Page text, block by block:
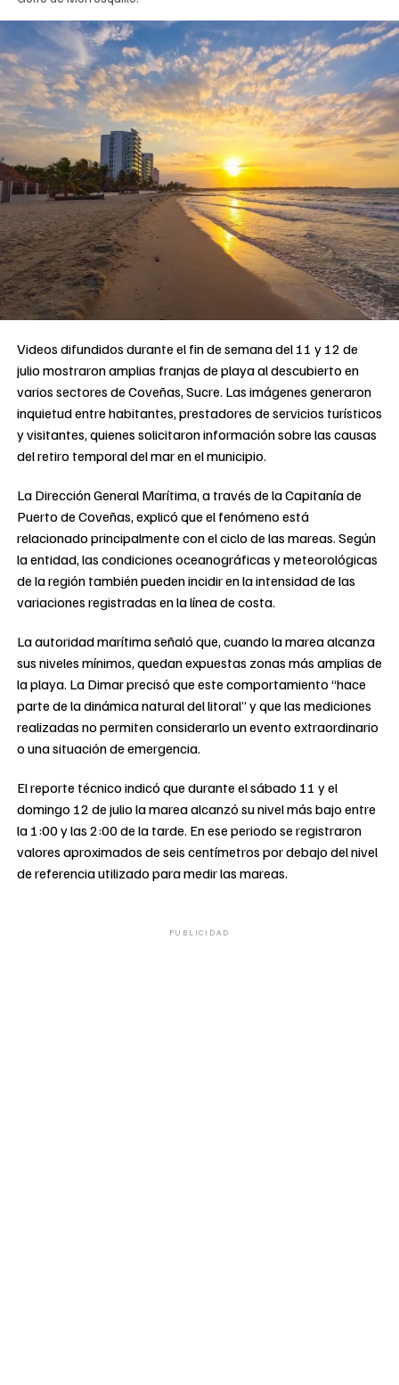
Videos difundidos durante el fin de semana del 11 y 12 de
julio mostraron amplias franjas de playa al descubierto en
varios sectores de Coveñas, Sucre. Las imágenes generaron
inquietud entre habitantes, prestadores de servicios turísticos
y visitantes, quienes solicitaron información sobre las causas
del retiro temporal del mar en el municipio.
La Dirección General Marítima, a través de la Capitanía de
Puerto de Coveñas, explicó que el fenómeno está
relacionado principalmente con el ciclo de las mareas. Según
la entidad, las condiciones oceanográficas y meteorológicas
de la región también pueden incidir en la intensidad de las
variaciones registradas en la línea de costa.
La autoridad marítima señaló que, cuando la marea alcanza
sus niveles mínimos, quedan expuestas zonas más amplias de
la playa. La Dimar precisó que este comportamiento “hace
parte de la dinámica natural del litoral” y que las mediciones
realizadas no permiten considerarlo un evento extraordinario
o una situación de emergencia.
El reporte técnico indicó que durante el sábado 11 y el
domingo 12 de julio la marea alcanzó su nivel más bajo entre
la 1:00 y las 2:00 de la tarde. En ese periodo se registraron
valores aproximados de seis centímetros por debajo del nivel
de referencia utilizado para medir las mareas.
PUBLICIDAD